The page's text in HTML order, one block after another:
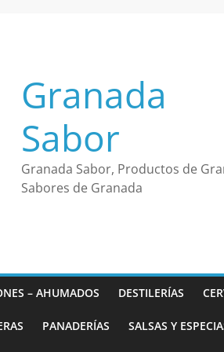
Granada
Sabor
Granada Sabor, Productos de
Sabores de Granada
– AHUMADOS DESTILERÍAS
PANADERÍAS SALSAS Y